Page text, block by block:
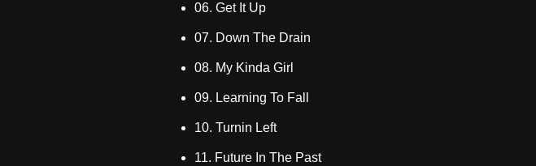
06. Get It Up
07. Down The Drain
08. My Kinda Girl
09. Learning To Fall
10. Turnin Left
11. Future In The Past